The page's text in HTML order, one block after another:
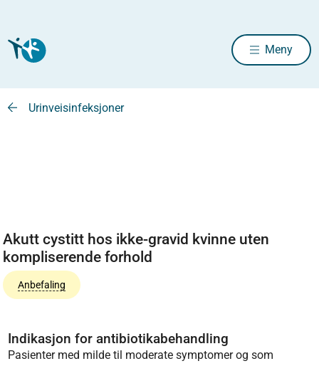
Meny
Urinveisinfeksjoner
Akutt cystitt hos ikke-gravid kvinne uten
kompliserende forhold
Anbefaling
Indikasjon for antibiotikabehandling
Pasienter med milde til moderate symptomer og som